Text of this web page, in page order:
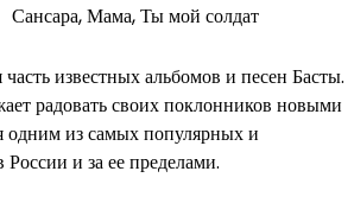
Сансара, Мама, Ты мой солдат
известных альбомов и песен Басты.
радовать своих поклонников новыми
одним из самых популярных и
и за ее пределами.